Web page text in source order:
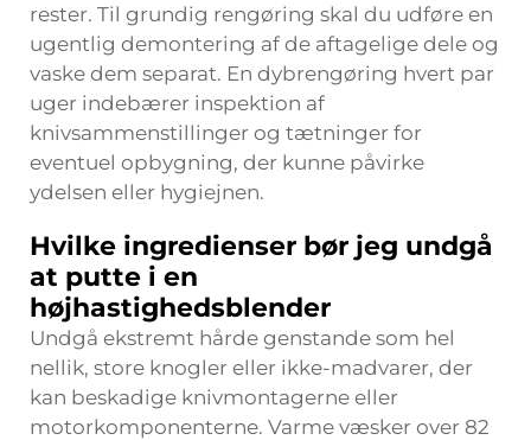
rester. Til grundig rengøring skal du udføre en
ugentlig demontering af de aftagelige dele og
vaske dem separat. En dybrengøring hvert par
uger indebærer inspektion af
knivsammenstillinger og tætninger for
eventuel opbygning, der kunne påvirke
ydelsen eller hygiejnen.
Hvilke ingredienser bør jeg undgå
at putte i en
højhastighedsblender
Undgå ekstremt hårde genstande som hel
nellik, store knogler eller ikke-madvarer, der
kan beskadige knivmontagerne eller
motorkomponenterne. Varme væsker over 82